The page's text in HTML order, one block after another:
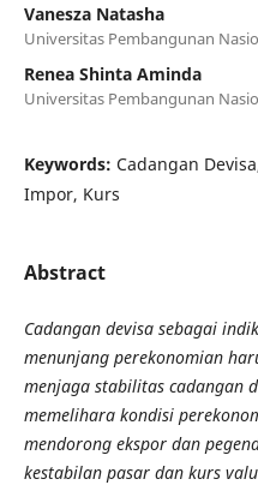
Vanesza Natasha
Universitas Pembangunan
Renea Shinta Aminda
Universitas Pembangunan
Keywords: Cadangan
Impor, Kurs
Abstract
Cadangan devisa sebagai
menunjang perekonomian
menjaga stabilitas cadangan
memelihara kondisi
mendorong ekspor dan
kestabilan pasar dan kurs